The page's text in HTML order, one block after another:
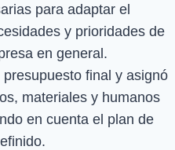
para adaptar el
y prioridades de
en general.
final y asignó
materiales y humanos
en cuenta el plan de